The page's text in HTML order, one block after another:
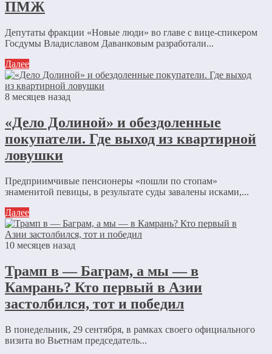
ПМЖ
Депутаты фракции «Новые люди» во главе с вице-спикером
Госдумы Владиславом Даванковым разработали...
Далее
8 месяцев назад
«Дело Долиной» и обездоленные
покупатели. Где выход из квартирной
ловушки
Предприимчивые пенсионеры «пошли по стопам»
знаменитой певицы, в результате суды завалены исками,...
Далее
10 месяцев назад
Трамп в — Баграм, а мы — в
Камрань? Кто первый в Азии
застолбился, тот и победил
В понедельник, 29 сентября, в рамках своего официального
визита во Вьетнам председатель...